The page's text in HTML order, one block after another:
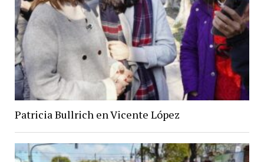
Patricia Bullrich en Vicente López